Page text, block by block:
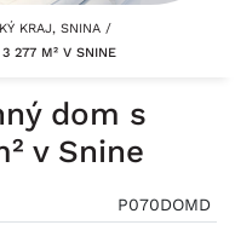
KRAJ, SNINA /
277 M² V SNINE
dom s
v Snine
P070DOMD